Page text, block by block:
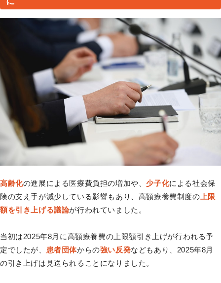
高齢化の進展による医療費負担の増加や、少子化による社会保
険の支え手が減少している影響もあり、高額療養費制度の 上限
額を引き上げる議論が行われていました。
当初は2025年8月に高額療養費の上限額引き上げが行われる予
定でしたが、 患者団体からの強い反発などもあり、2025年8月
の引き上げは見送られることになりました。